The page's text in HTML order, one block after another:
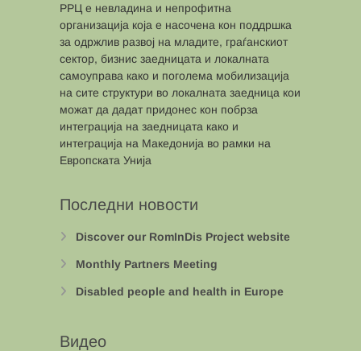
РРЦ е невладина и непрофитна
организација која е насочена кон поддршка
за одржлив развој на младите, граѓанскиот
сектор, бизнис заедницата и локалната
самоуправа како и поголема мобилизација
на сите структури во локалната заедница кои
можат да дадат придонес кон побрза
интеграција на заедницата како и
интеграција на Македонија во рамки на
Европската Унија
Последни новости
Discover our RomInDis Project website
Monthly Partners Meeting
Disabled people and health in Europe
Видео